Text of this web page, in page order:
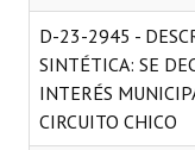
Registros y
Datos Históricos
Premio al Mérito -
D-23-2945 -
SINTÉTICA: SE
INTERÉS
CIRCUITO CHICO